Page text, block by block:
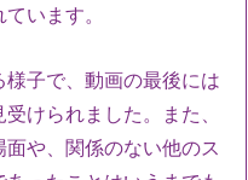
います。
子で、動画の最後には
けられました。また、
や、関係のない他のス